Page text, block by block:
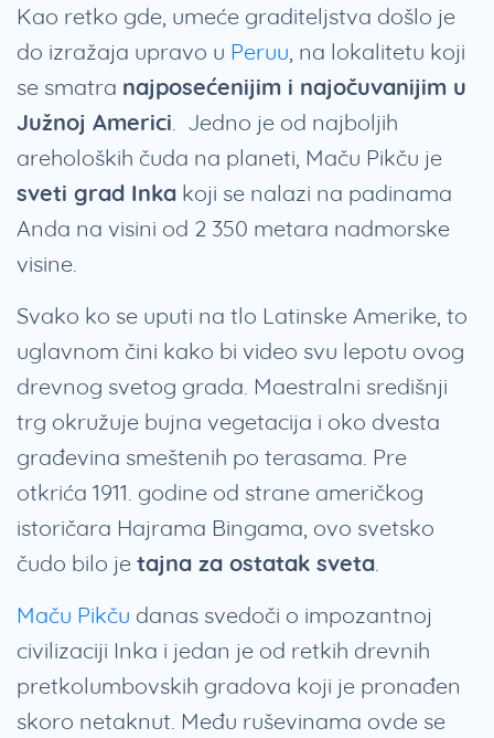
Kao retko gde, umeće graditeljstva došlo je
do izražaja upravo u Peruu , na lokalitetu koji
se smatra najposećenijim i najočuvanijim u
Južnoj Americi . Jedno je od najboljih
areholoških čuda na planeti, Maču Pikču je
sveti grad Inka koji se nalazi na padinama
Anda na visini od 2 350 metara nadmorske
visine.
Svako ko se uputi na tlo Latinske Amerike, to
uglavnom čini kako bi video svu lepotu ovog
drevnog svetog grada. Maestralni središnji
trg okružuje bujna vegetacija i oko dvesta
građevina smeštenih po terasama. Pre
otkrića 1911. godine od strane američkog
istoričara Hajrama Bingama, ovo svetsko
čudo bilo je tajna za ostatak sveta
Maču Pikču danas svedoči o impozantnoj
civilizaciji Inka i jedan je od retkih drevnih
pretkolumbovskih gradova koji je pronađen
skoro netaknut. Među ruševinama ovde se